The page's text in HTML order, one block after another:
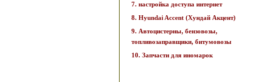
7. настройка доступа интернет
8. Hyundai Accent (Хундай Акцент)
9. Автоцистерны, бензовозы,
топливозаправщики, битумовозы
10. Запчасти для иномарок